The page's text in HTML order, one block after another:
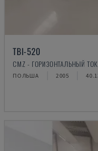
TBI-520
CMZ - ГОРИЗОНТАЛЬНЫЙ
ПОЛЬША 2005